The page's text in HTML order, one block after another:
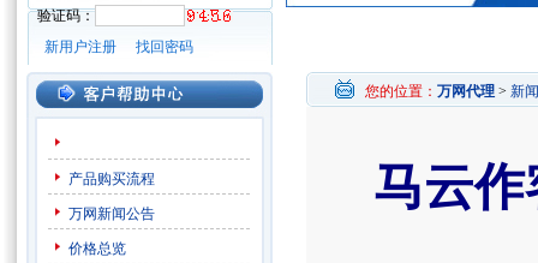
验证码：
新用户注册
找回密码
产品购买流程
万网新闻公告
价格总览
您的位置： 万网代理 > 新
马云